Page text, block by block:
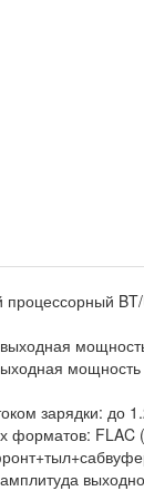
зарядки: до
форматов: FLAC